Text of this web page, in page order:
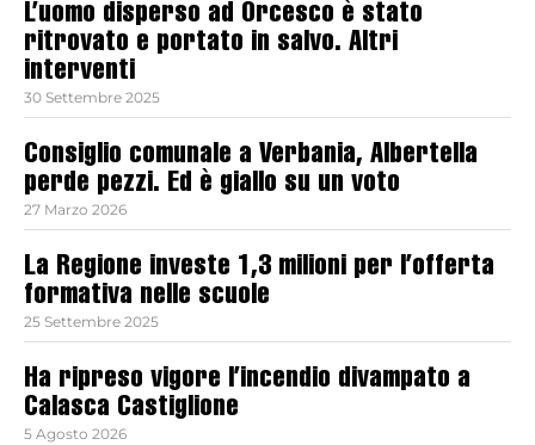
L’uomo disperso ad Orcesco è stato
ritrovato e portato in salvo. Altri
interventi
30 Settembre 2025
Consiglio comunale a Verbania, Albertella
perde pezzi. Ed è giallo su un voto
27 Marzo 2026
La Regione investe 1,3 milioni per l’offerta
formativa nelle scuole
25 Settembre 2025
Ha ripreso vigore l’incendio divampato a
Calasca Castiglione
5 Agosto 2026